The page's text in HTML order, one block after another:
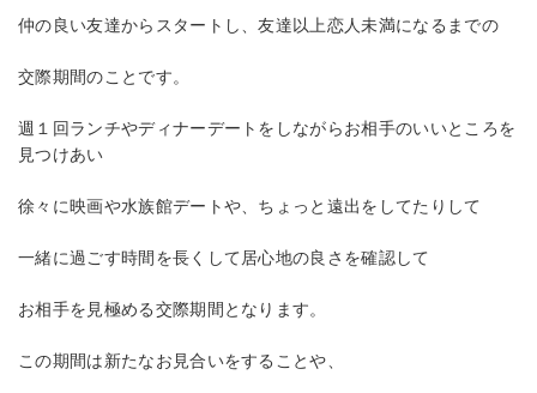
仲の良い友達からスタートし、友達以上恋人未満になるまでの
交際期間のことです。
週１回ランチやディナーデートをしながらお相手のいいところを
見つけあい
徐々に映画や水族館デートや、ちょっと遠出をしてたりして
一緒に過ごす時間を長くして居心地の良さを確認して
お相手を見極める交際期間となります。
この期間は新たなお見合いをすることや、